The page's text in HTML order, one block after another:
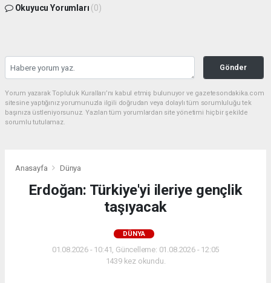
Okuyucu Yorumları (0)
Gönder
Yorum yazarak Topluluk Kuralları’nı kabul etmiş bulunuyor ve gazetesondakika.com
sitesine yaptığınız yorumunuzla ilgili doğrudan veya dolaylı tüm sorumluluğu tek
başınıza üstleniyorsunuz. Yazılan tüm yorumlardan site yönetimi hiçbir şekilde
sorumlu tutulamaz.
Anasayfa Dünya
Erdoğan: Türkiye'yi ileriye gençlik
taşıyacak
DÜNYA
01.08.2026 - 10:41, Güncelleme: 01.08.2026 - 12:05
1439 kez okundu.